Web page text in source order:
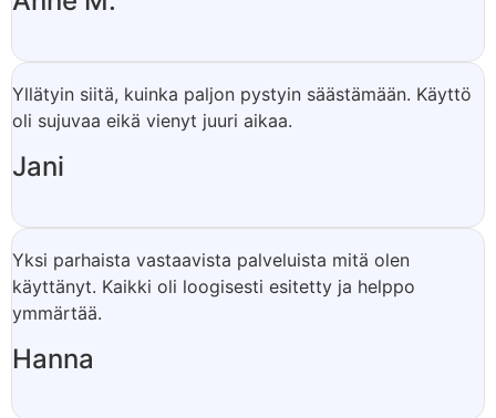
Yllätyin siitä, kuinka paljon pystyin säästämään. Käyttö
oli sujuvaa eikä vienyt juuri aikaa.
Jani
Yksi parhaista vastaavista palveluista mitä olen
käyttänyt. Kaikki oli loogisesti esitetty ja helppo
ymmärtää.
Hanna